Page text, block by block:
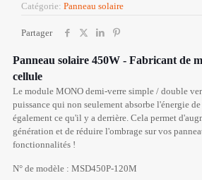
Catégorie: Panneau solaire
Partager
Panneau solaire 450W - Fabricant de
cellule
Le module MONO demi-verre simple / double
puissance qui non seulement absorbe l'énergie
également ce qu'il y a derrière. Cela permet
génération et de réduire l'ombrage sur vos
fonctionnalités !
N° de modèle : MSD450P-120M